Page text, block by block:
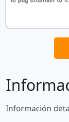
Información